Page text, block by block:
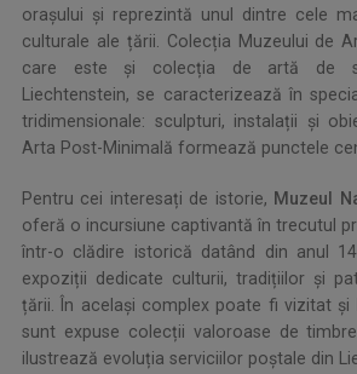
orașului și reprezintă unul dintre cele
culturale ale țării. Colecția Muzeului de
care este și colecția de artă de
Liechtenstein, se caracterizează în
tridimensionale: sculpturi, instalații și
Arta Post-Minimală formează punctele
Pentru cei interesați de istorie, Muzeul
oferă o incursiune captivantă în trecutul
într-o clădire istorică datând din anul
expoziții dedicate culturii, tradițiilor și
țării. În același complex poate fi vizitat și
sunt expuse colecții valoroase de
ilustrează evoluția serviciilor poștale din